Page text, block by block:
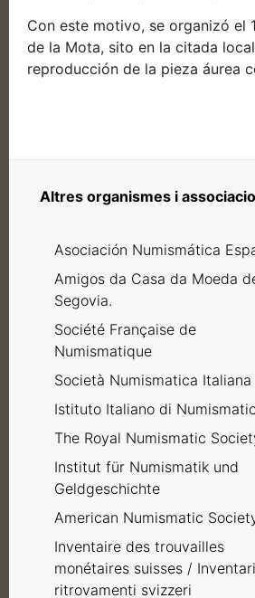
Con este motivo, se organizó el
de la Mota, sito en la citada
reproducción de la pieza áurea
Altres organismes i
Asociación Numismática
Amigos da Casa da Moeda
Segovia.
Société Française de
Numismatique
Società Numismatica Italiana
Istituto Italiano di
The Royal Numismatic
Institut für Numismatik und
Geldgeschichte
American Numismatic
Inventaire des trouvailles
monétaires suisses /
ritrovamenti svizzeri